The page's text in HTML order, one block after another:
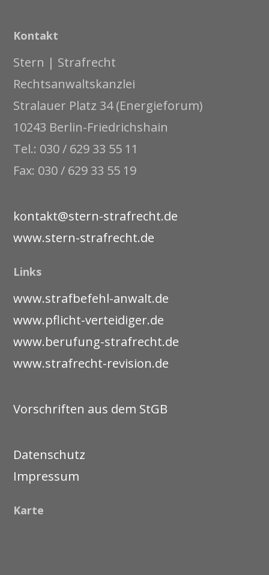
Kontakt
Stern | Strafrecht
Rechtsanwaltskanzlei
Stralauer Platz 34 (Energieforum)
10243 Berlin-Friedrichshain
Tel.: 030 / 629 33 55 11
Fax: 030 / 629 33 55 19
kontakt@stern-strafrecht.de
www.stern-strafrecht.de
Links
www.strafbefehl-anwalt.de
www.pflicht-verteidiger.de
www.berufung-strafrecht.de
www.strafrecht-revision.de
Vorschriften aus dem StGB
Datenschutz
Impressum
Karte